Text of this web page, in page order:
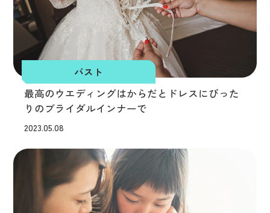
バスト
最高のウエディングはからだとドレスにぴった
りのブライダルインナーで
2023.05.08